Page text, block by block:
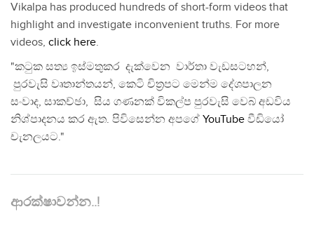
Vikalpa has produced hundreds of short-form videos that
highlight and investigate inconvenient truths. For more
videos, click here.
"කටුක සත්‍ය ඉස්මතුකර දැක්වෙන වාර්තා වැඩසටහන්,
පුරවැසි වෘතාන්තයන්, කෙටි චිත්‍රපට මෙන්ම දේශපාලන
සංවාද, සාකච්ඡා, සිය ගණනක් විකල්ප පුරවැසි වෙබ් අඩවිය
නිශ්පාදනය කර ඇත. පිවිසෙන්න අපගේ YouTube වීඩියෝ
චැනලයට."
ආරක්ෂාවන්න..!